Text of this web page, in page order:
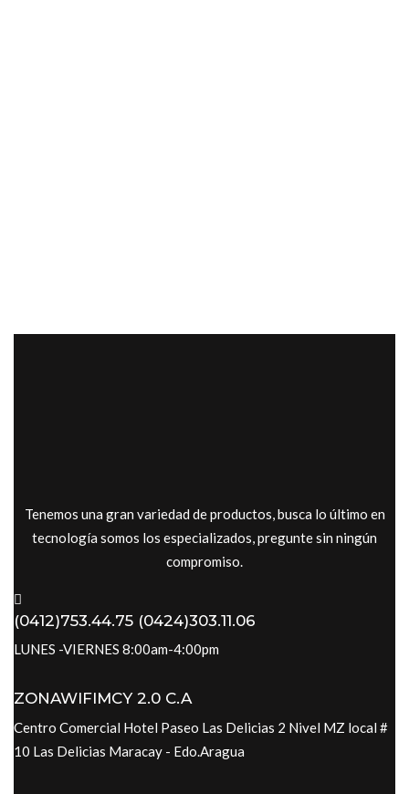
Tenemos una gran variedad de productos, busca lo último en
tecnología somos los especializados, pregunte sin ningún
compromiso.
(0412)753.44.75 (0424)303.11.06
LUNES -VIERNES 8:00am-4:00pm
ZONAWIFIMCY 2.0 C.A
Centro Comercial Hotel Paseo Las Delicias 2 Nivel MZ local #
10 Las Delicias Maracay - Edo.Aragua